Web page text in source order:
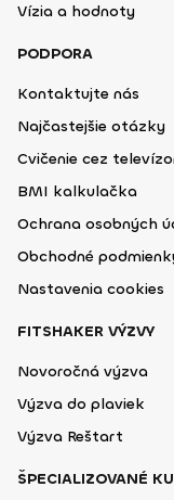
Vízia a hodnoty
PODPORA
Kontaktujte nás
Najčastejšie otázky
Cvičenie cez
BMI kalkulačka
Ochrana osobných
Obchodné
Nastavenia cookies
FITSHAKER VÝZVY
Novoročná výzva
Výzva do plaviek
Výzva Reštart
ŠPECIALIZOVANÉ